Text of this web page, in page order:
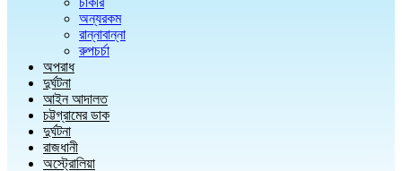
অন্যরকম
রান্নাবান্না
রুপচর্চা
অপরাধ
দুর্ঘটনা
আইন আদালত
চট্টগ্রামের ডাক
দুর্ঘটনা
রাজধানী
অস্ট্রোলিয়া